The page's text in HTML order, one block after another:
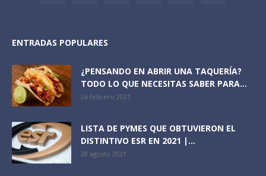
ENTRADAS POPULARES
¿PENSANDO EN ABRIR UNA TAQUERÍA?
TODO LO QUE NECESITAS SABER PARA...
26 febrero 2021
LISTA DE PYMES QUE OBTUVIERON EL
DISTINTIVO ESR EN 2021 |...
28 agosto 2021